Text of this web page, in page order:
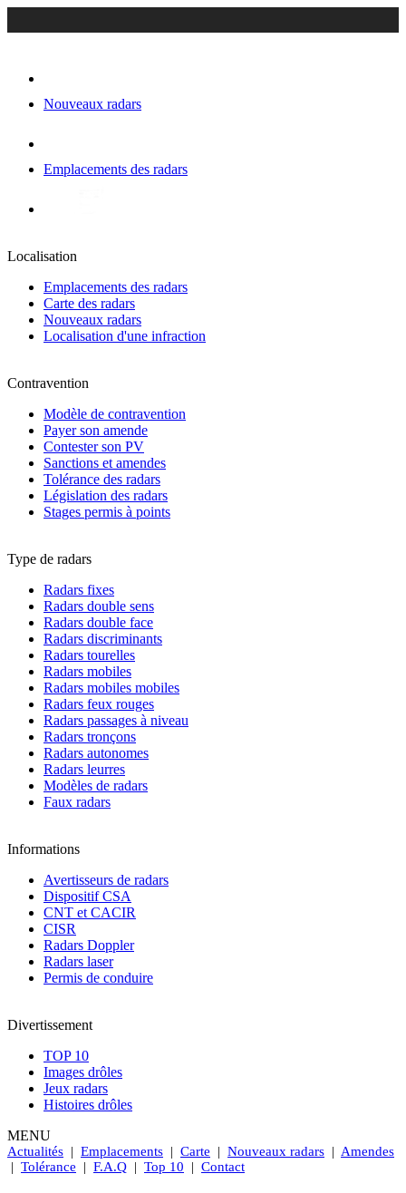
Nouveaux radars
Emplacements des radars
Localisation
Emplacements des radars
Carte des radars
Nouveaux radars
Localisation d'une infraction
Contravention
Modèle de contravention
Payer son amende
Contester son PV
Sanctions et amendes
Tolérance des radars
Législation des radars
Stages permis à points
Type de radars
Radars fixes
Radars double sens
Radars double face
Radars discriminants
Radars tourelles
Radars mobiles
Radars mobiles mobiles
Radars feux rouges
Radars passages à niveau
Radars tronçons
Radars autonomes
Radars leurres
Modèles de radars
Faux radars
Informations
Avertisseurs de radars
Dispositif CSA
CNT et CACIR
CISR
Radars Doppler
Radars laser
Permis de conduire
Divertissement
TOP 10
Images drôles
Jeux radars
Histoires drôles
MENU
Actualités | Emplacements | Carte | Nouveaux radars | Amendes
| Tolérance | F.A.Q | Top 10 | Contact